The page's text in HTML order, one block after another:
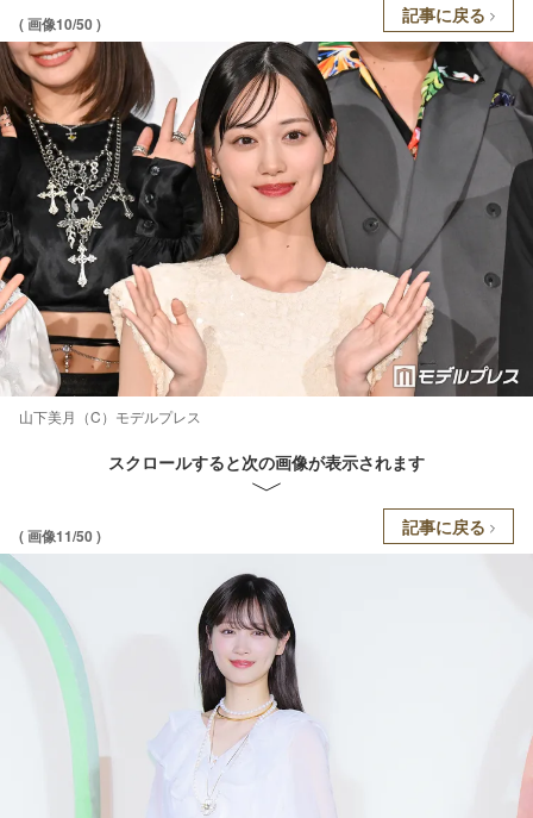
( 画像10/50 ) 記事に戻る
山下美月（C）モデルプレス
スクロールすると次の画像が表示されます
( 画像11/50 ) 記事に戻る